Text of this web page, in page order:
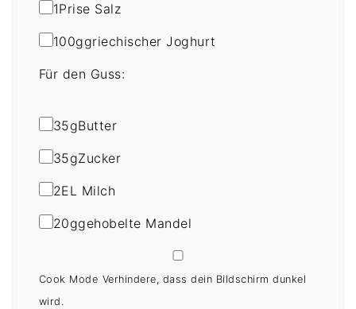
1Prise Salz
100ggriechischer Joghurt
Für den Guss:
35gButter
35gZucker
2EL Milch
20ggehobelte Mandel
Cook Mode Verhindere, dass dein Bildschirm dunkel
wird.